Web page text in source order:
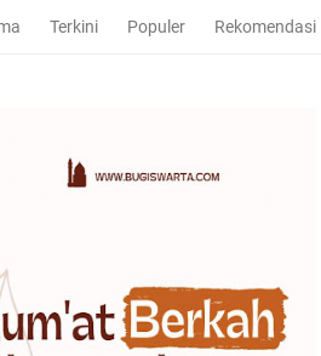
Terkini Populer Rekomendasi